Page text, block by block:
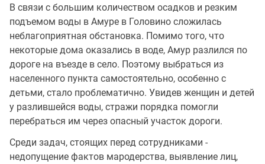
В связи с большим количеством осадков и резким
подъемом воды в Амуре в Головино сложилась
неблагоприятная обстановка. Помимо того, что
некоторые дома оказались в воде, Амур разлился по
дороге на въезде в село. Поэтому выбраться из
населенного пункта самостоятельно, особенно с
детьми, стало проблематично. Увидев женщин и детей
у разлившейся воды, стражи порядка помогли
перебраться им через опасный участок дороги.
Среди задач, стоящих перед сотрудниками -
недопущение фактов мародерства, выявление лиц,